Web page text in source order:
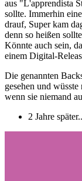
aus "L'apprendista
sollte. Immerhin
drauf, Super kam
denn so heißen
Könnte auch sein,
einem Digital-
Die genannten
gesehen und
wenn sie niemand
2 Jahre